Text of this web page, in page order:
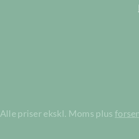
Alle priser ekskl. Moms plus